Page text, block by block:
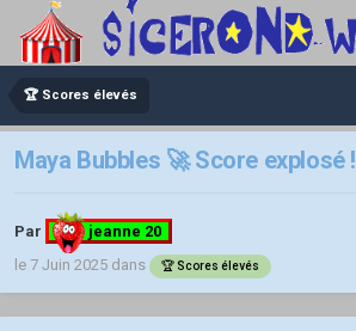
🏆 Scores élevés
Maya Bubbles 🚀 Score explosé !
Par
jeanne 20
le 7 Juin 2025 dans 🏆 Scores élevés